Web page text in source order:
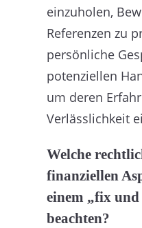
einzuholen,
Referenzen zu
persönliche
potenziellen
um deren
Verlässlichkeit
Welche
finanziellen
einem „fix
beachten?